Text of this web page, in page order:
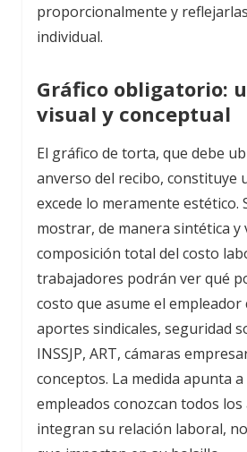
proporcionalmente y
individual.
Gráfico obligatorio:
visual y conceptual
El gráfico de torta, que debe
anverso del recibo, constituye
excede lo meramente estético.
mostrar, de manera sintética y
composición total del costo
trabajadores podrán ver qué
costo que asume el
aportes sindicales, seguridad
INSSJP, ART, cámaras
conceptos. La medida apunta
empleados conozcan todos
integran su relación laboral,